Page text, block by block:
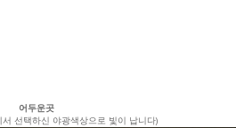
어두운곳
선택하신 야광색상으로 빛이 납니다)